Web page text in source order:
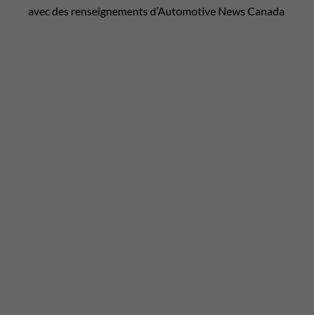
avec des renseignements d’Automotive News Canada